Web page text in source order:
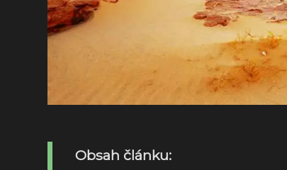
Obsah článku: